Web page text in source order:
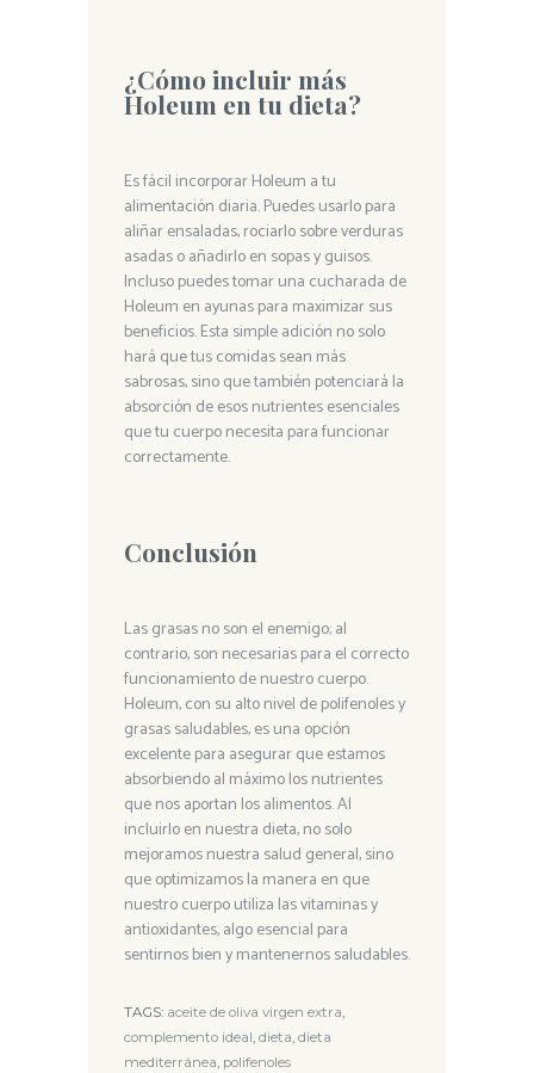
¿Cómo incluir más
Holeum en tu dieta?
Es fácil incorporar Holeum a tu
alimentación diaria. Puedes usarlo para
aliñar ensaladas, rociarlo sobre verduras
asadas o añadirlo en sopas y guisos.
Incluso puedes tomar una cucharada de
Holeum en ayunas para maximizar sus
beneficios. Esta simple adición no solo
hará que tus comidas sean más
sabrosas, sino que también potenciará la
absorción de esos nutrientes esenciales
que tu cuerpo necesita para funcionar
correctamente.
Conclusión
Las grasas no son el enemigo; al
contrario, son necesarias para el correcto
funcionamiento de nuestro cuerpo.
Holeum, con su alto nivel de polifenoles y
grasas saludables, es una opción
excelente para asegurar que estamos
absorbiendo al máximo los nutrientes
que nos aportan los alimentos. Al
incluirlo en nuestra dieta, no solo
mejoramos nuestra salud general, sino
que optimizamos la manera en que
nuestro cuerpo utiliza las vitaminas y
antioxidantes, algo esencial para
sentirnos bien y mantenernos saludables.
TAGS: aceite de oliva virgen extra,
complemento ideal, dieta, dieta
mediterránea, polifenoles